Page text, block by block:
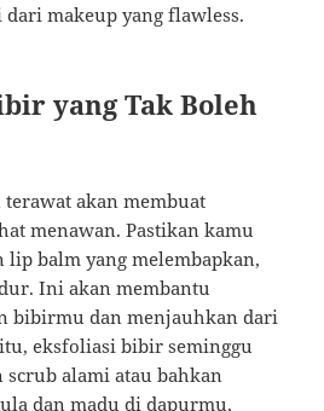
dari makeup yang flawless.
yang Tak Boleh
akan membuat
menawan. Pastikan kamu
lip balm yang melembapkan,
Ini akan membantu
bibirmu dan menjauhkan dari
eksfoliasi bibir seminggu
scrub alami atau bahkan
dan madu di dapurmu,